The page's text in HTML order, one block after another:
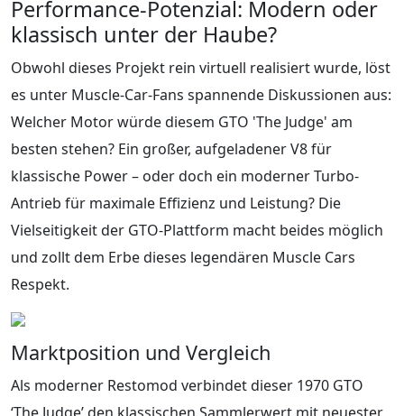
Performance-Potenzial: Modern oder
klassisch unter der Haube?
Obwohl dieses Projekt rein virtuell realisiert wurde, löst
es unter Muscle-Car-Fans spannende Diskussionen aus:
Welcher Motor würde diesem GTO 'The Judge' am
besten stehen? Ein großer, aufgeladener V8 für
klassische Power – oder doch ein moderner Turbo-
Antrieb für maximale Effizienz und Leistung? Die
Vielseitigkeit der GTO-Plattform macht beides möglich
und zollt dem Erbe dieses legendären Muscle Cars
Respekt.
Marktposition und Vergleich
Als moderner Restomod verbindet dieser 1970 GTO